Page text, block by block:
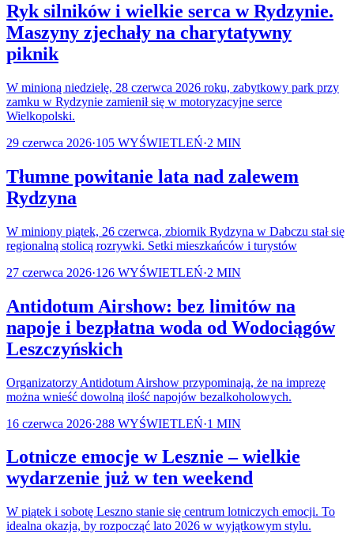
Ryk silników i wielkie serca w Rydzynie.
Maszyny zjechały na charytatywny
piknik
W minioną niedzielę, 28 czerwca 2026 roku, zabytkowy park przy
zamku w Rydzynie zamienił się w motoryzacyjne serce
Wielkopolski.
29 czerwca 2026·105 WYŚWIETLEŃ·2 MIN
Tłumne powitanie lata nad zalewem
Rydzyna
W miniony piątek, 26 czerwca, zbiornik Rydzyna w Dabczu stał się
regionalną stolicą rozrywki. Setki mieszkańców i turystów
27 czerwca 2026·126 WYŚWIETLEŃ·2 MIN
Antidotum Airshow: bez limitów na
napoje i bezpłatna woda od Wodociągów
Leszczyńskich
Organizatorzy Antidotum Airshow przypominają, że na imprezę
można wnieść dowolną ilość napojów bezalkoholowych.
16 czerwca 2026·288 WYŚWIETLEŃ·1 MIN
Lotnicze emocje w Lesznie – wielkie
wydarzenie już w ten weekend
W piątek i sobotę Leszno stanie się centrum lotniczych emocji. To
idealna okazja, by rozpocząć lato 2026 w wyjątkowym stylu.